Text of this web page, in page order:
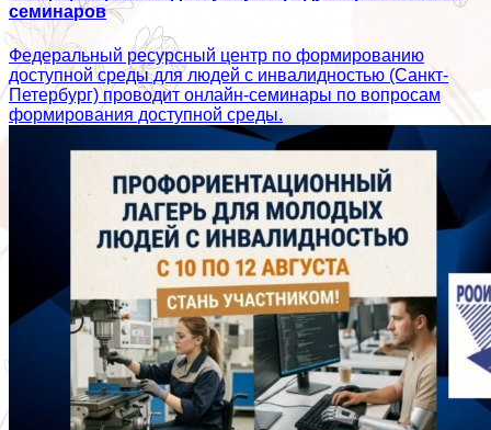
семинаров
Федеральный ресурсный центр по формированию
доступной среды для людей с инвалидностью (Санкт-
Петербург) проводит онлайн-семинары по вопросам
формирования доступной среды.